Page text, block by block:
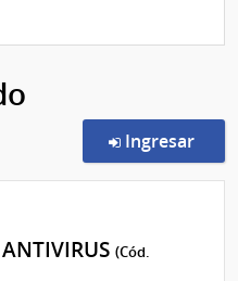
Ingresar
ANTIVIRUS(Cód.